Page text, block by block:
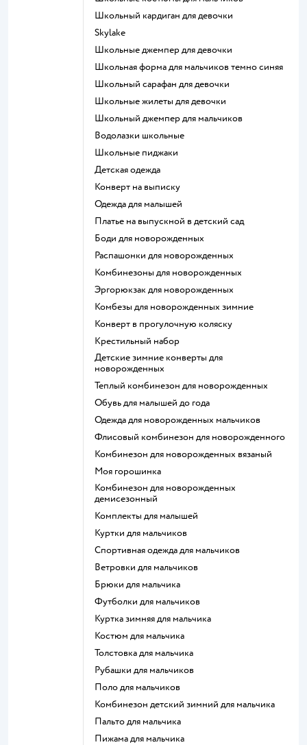
Школьный кардиган для девочки
Skylake
Школьные джемпер для девочки
Школьная форма для мальчиков темно синяя
Школьный сарафан для девочки
Школьные жилеты для девочки
Школьный джемпер для мальчиков
Водолазки школьные
Школьные пиджаки
Детская одежда
Конверт на выписку
Одежда для малышей
Платье на выпускной в детский сад
Боди для новорожденных
Распашонки для новорожденных
Комбинезоны для новорожденных
Эргорюкзак для новорожденных
Комбезы для новорожденных зимние
Конверт в прогулочную коляску
Крестильный набор
Детские зимние конверты для
новорожденных
Теплый комбинезон для новорожденных
Обувь для малышей до года
Одежда для новорожденных мальчиков
Флисовый комбинезон для новорожденного
Комбинезон для новорожденных вязаный
Моя горошинка
Комбинезон для новорожденных
демисезонный
Комплекты для малышей
Куртки для мальчиков
Спортивная одежда для мальчиков
Ветровки для мальчиков
Брюки для мальчика
Футболки для мальчиков
Куртка зимняя для мальчика
Костюм для мальчика
Толстовка для мальчика
Рубашки для мальчиков
Поло для мальчиков
Комбинезон детский зимний для мальчика
Пальто для мальчика
Пижама для мальчика